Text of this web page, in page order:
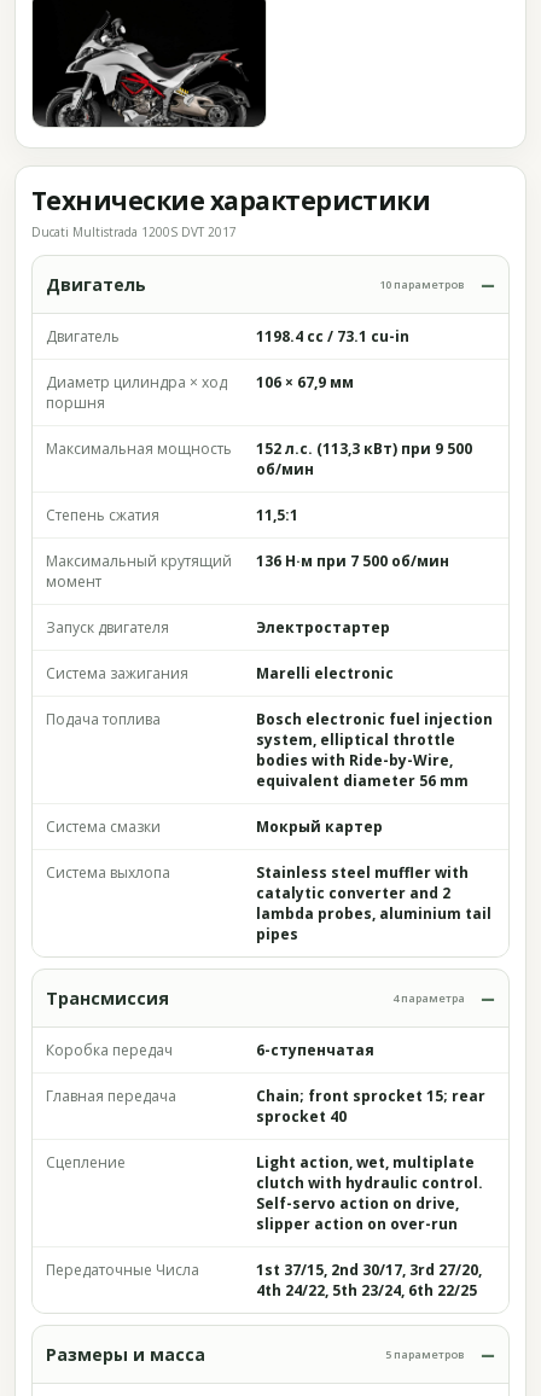
Технические характеристики
Ducati Multistrada 1200S DVT 2017
Двигатель 10 параметров
Двигатель 1198.4 cc / 73.1 cu-in
Диаметр цилиндра × ход
поршня
106 × 67,9 мм
Максимальная мощность
152 л.с. (113,3 кВт) при 9 500
об/мин
Степень сжатия 11,5:1
Максимальный крутящий
момент
136 Н·м при 7 500 об/мин
Запуск двигателя Электростартер
Система зажигания Marelli electronic
Подача топлива
Bosch electronic fuel injection
system, elliptical throttle
bodies with Ride-by-Wire,
equivalent diameter 56 mm
Система смазки Мокрый картер
Система выхлопа
Stainless steel muffler with
catalytic converter and 2
lambda probes, aluminium tail
pipes
Трансмиссия 4 параметра
Коробка передач 6-ступенчатая
Главная передача
Chain; front sprocket 15; rear
sprocket 40
Сцепление
Light action, wet, multiplate
clutch with hydraulic control.
Self-servo action on drive,
slipper action on over-run
Передаточные Числа
1st 37/15, 2nd 30/17, 3rd 27/20,
4th 24/22, 5th 23/24, 6th 22/25
Размеры и масса 5 параметров